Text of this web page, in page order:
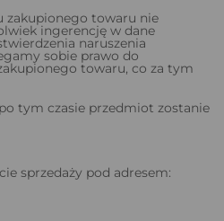
zakupionego towaru nie
ingerencję w dane
naruszenia
sobie prawo do
towaru, co za tym
tym czasie przedmiot zostanie
sprzedaży pod adresem: